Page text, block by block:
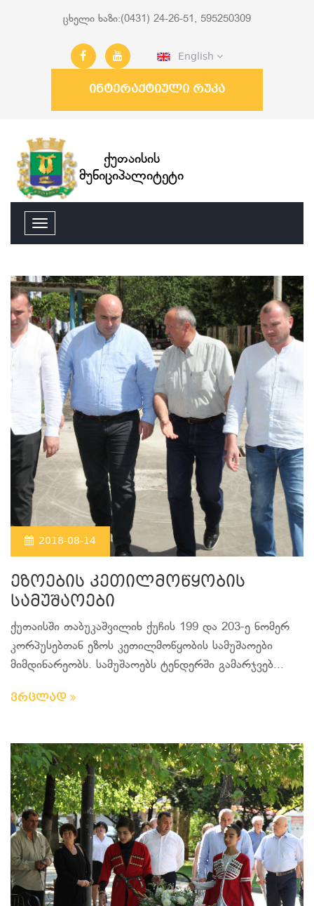
ცხელი ხაზი:(0431) 24-26-51, 595250309
English
ინტერაქტიული რუკა
ქუთაისის
მუნიციპალიტეტი
2018-08-14
ეზოების კეთილმოწყობის
სამუშაოები
ქუთაისში თაბუკაშვილიხ ქუჩის 199 და 203-ე ნომერ
კორპუსებთან ეზოს კეთილმოწყობის სამუშაოები
მიმდინარეობს. სამუშაოებს ტენდერში გამარჯვებ...
ვრცლად